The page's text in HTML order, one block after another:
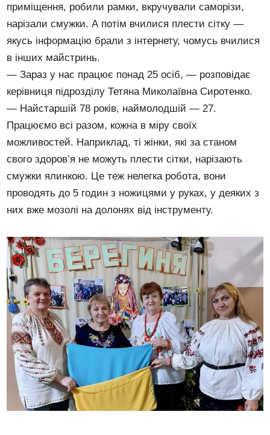
приміщення, робили рамки, вкручували саморізи,
нарізали смужки. А потім вчилися плести сітку —
якусь інформацію брали з інтернету, чомусь вчилися
в інших майстринь.
— Зараз у нас працює понад 25 осіб, — розповідає
керівниця підрозділу Тетяна Миколаївна Сиротенко.
— Найстаршій 78 років, наймолодшій — 27.
Працюємо всі разом, кожна в міру своїх
можливостей. Наприклад, ті жінки, які за станом
свого здоров’я не можуть плести сітки, нарізають
смужки ялинкою. Це теж нелегка робота, вони
проводять до 5 годин з ножицями у руках, у деяких з
них вже мозолі на долонях від інструменту.